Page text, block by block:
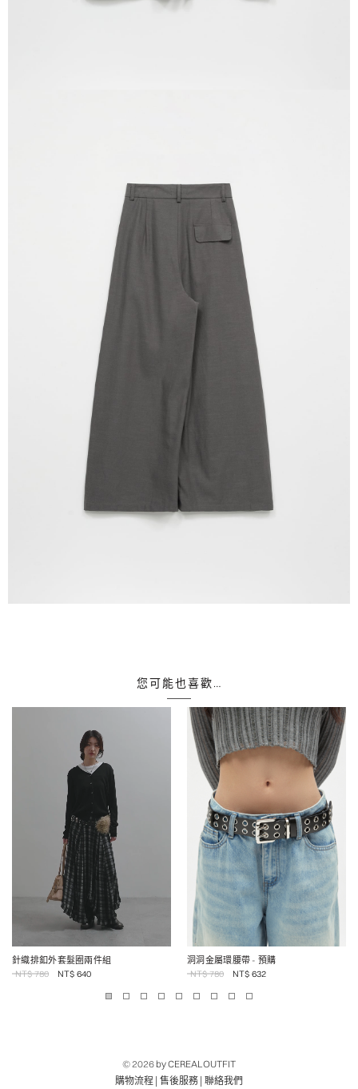
您可能也喜歡…
針織排釦外套髮圈兩件組
NT$ 780 NT$ 640
洞洞金屬環腰帶 - 預購
NT$ 780 NT$ 632
© 2026 by CEREALOUTFIT
購物流程 | 售後服務 | 聯絡我們